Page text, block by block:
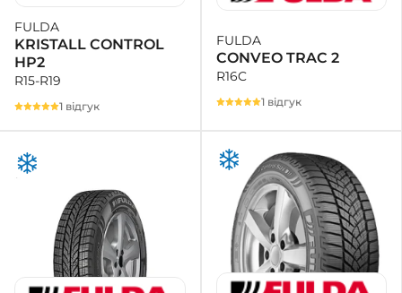
FULDA
KRISTALL CONTROL
HP2
R15-R19
1 відгук
FULDA
CONVEO TRAC 2
R16C
1 відгук